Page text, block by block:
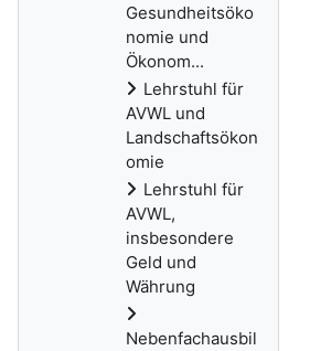
Gesundheitsöko
nomie und
Ökonom...
Lehrstuhl für
AVWL und
Landschaftsökon
omie
Lehrstuhl für
AVWL,
insbesondere
Geld und
Währung
Nebenfachausbil